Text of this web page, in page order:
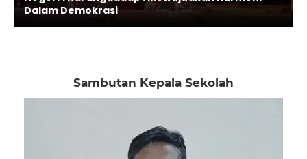
Dalam Demokrasi
Sambutan Kepala Sekolah